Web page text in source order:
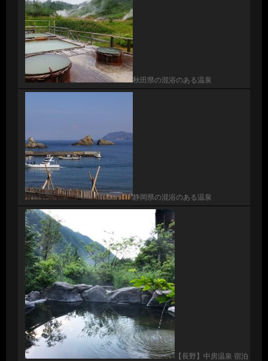
秋田県の混浴のある温泉
静岡県の混浴のある温泉
【長野】中房温泉 宿泊